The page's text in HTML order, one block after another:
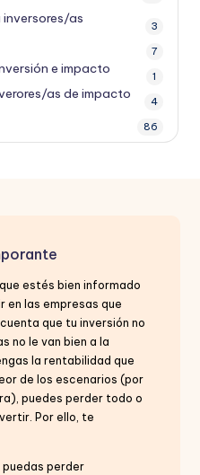
as 3
7
e impacto 1
as de impacto 4
86
estés bien informado
en las empresas que
que tu inversión no
no le van bien a la
la rentabilidad que
de los escenarios (por
puedes perder todo o
Por ello, te
puedas perder